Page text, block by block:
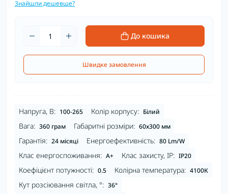
Знайшли дешевше?
До кошика
Швидке замовлення
Напруга, В: 100-265 Колір корпусу: Білий
Вага: 360 грам Габаритні розміри: 60х300 мм
Гарантія: 24 місяці Енергоефективність: 80 Lm/W
Клас енергоспоживання: A+ Клас захисту, IP: IP20
Коефіцієнт потужності: 0.5 Колірна температура: 4100К
Кут розсіювання світла, °: 36°